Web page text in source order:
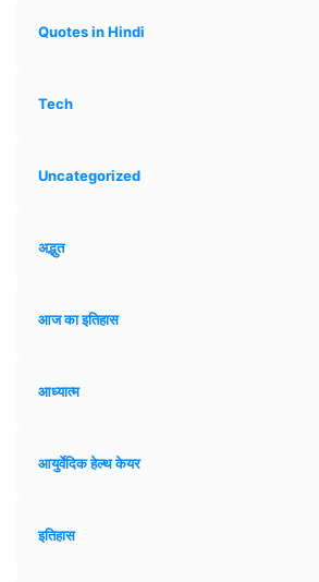
Quotes in Hindi
Tech
Uncategorized
अद्भुत
आज का इतिहास
आध्यात्म
आयुर्वेदिक हेल्थ केयर
इतिहास